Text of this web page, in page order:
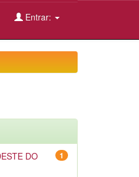
Entrar:
1
DO